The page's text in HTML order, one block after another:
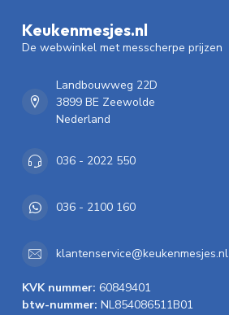
Keukenmesjes.nl
De webwinkel met messcherpe prijzen
Landbouwweg 22D
3899 BE Zeewolde
Nederland
036 - 2022 550
036 - 2100 160
klantenservice@keukenmesjes.nl
KVK nummer: 60849401
btw-nummer: NL854086511B01